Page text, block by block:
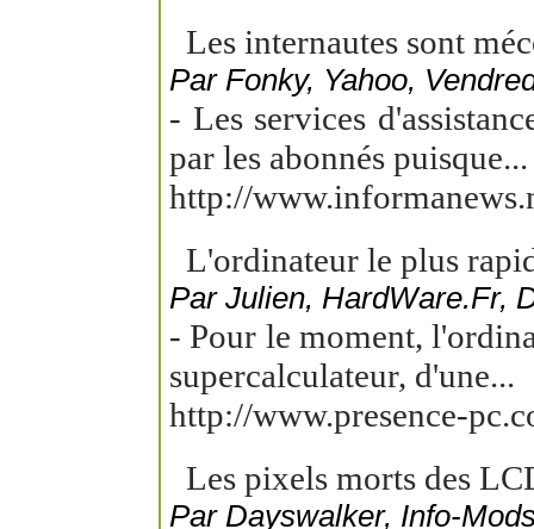
Les internautes sont
Par Fonky, Yahoo,
- Les services
par les abonnés puisque...
http://
L'ordinateur le plus
Par Julien, HardWare.Fr,
- Pour le moment,
supercalculateur, d'une...
http://www.presence-
Les pixels morts des
Par Dayswalker, Info-